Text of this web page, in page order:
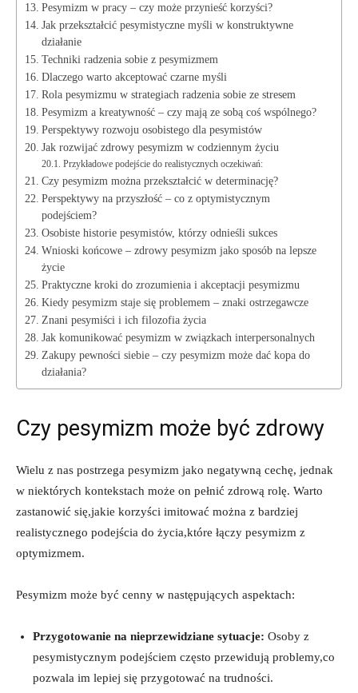
Pesymizm w pracy – czy może przynieść korzyści?
Jak przekształcić pesymistyczne myśli w konstruktywne
działanie
Techniki radzenia sobie z pesymizmem
Dlaczego warto akceptować czarne myśli
Rola pesymizmu w strategiach radzenia sobie ze stresem
Pesymizm a kreatywność – czy mają ze sobą coś wspólnego?
Perspektywy rozwoju osobistego dla pesymistów
Jak rozwijać zdrowy pesymizm w codziennym życiu
Przykładowe podejście do realistycznych oczekiwań:
Czy pesymizm można przekształcić w determinację?
Perspektywy na przyszłość – co z optymistycznym
podejściem?
Osobiste historie pesymistów, którzy odnieśli sukces
Wnioski końcowe – zdrowy pesymizm jako sposób na lepsze
życie
Praktyczne kroki do zrozumienia i akceptacji pesymizmu
Kiedy pesymizm staje się problemem – znaki ostrzegawcze
Znani pesymiści i ich filozofia życia
Jak komunikować pesymizm w związkach interpersonalnych
Zakupy pewności siebie – czy pesymizm może dać kopa do
działania?
Czy pesymizm może być zdrowy
Wielu z nas postrzega pesymizm jako negatywną cechę, jednak
w niektórych kontekstach może on pełnić zdrową rolę. Warto
zastanowić się,jakie korzyści imitować można z bardziej
realistycznego podejścia do życia,które łączy pesymizm z
optymizmem.
Pesymizm może być cenny w następujących aspektach:
Przygotowanie na nieprzewidziane sytuacje: Osoby z
pesymistycznym podejściem często przewidują problemy,co
pozwala im lepiej się przygotować na trudności.